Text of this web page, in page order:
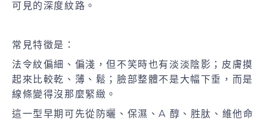
可見的深度紋路。
常見特徵是：
法令紋偏細、偏淺，但不笑時也有淡淡陰影；皮膚摸
起來比較乾、薄、鬆；臉部整體不是大幅下垂，而是
線條變得沒那麼緊緻。
這一型早期可先從防曬、保濕、A 醇、胜肽、維他命